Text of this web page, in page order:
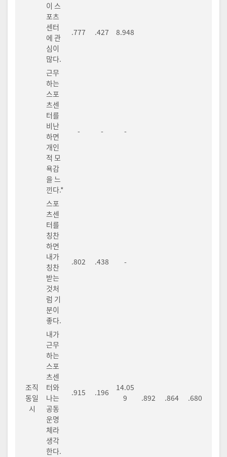
이 스
포츠
센터
에 관
심이
많다.
.777 .427 8.948
조직
동일
시
근무
하는
스포
츠센
터를
비난
하면
개인
적 모
욕감
을 느
낀다.*
- - -
.892 .864 .680
스포
츠센
터를
칭찬
하면
내가
칭찬
받는
것처
럼 기
분이
좋다.
.802 .438 -
내가
근무
하는
스포
츠센
터와
나는
공동
운명
체라
생각
한다.
.915 .196
14.05
9